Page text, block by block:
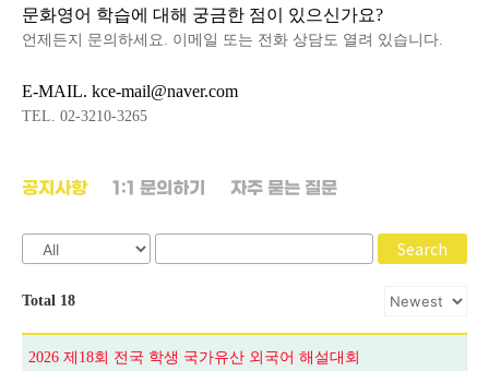
문화영어 학습에 대해 궁금한 점이 있으신가요?
언제든지 문의하세요. 이메일 또는 전화 상담도 열려 있습니다.
E-MAIL. kce-mail@naver.com
TEL. 02-3210-3265
공지사항 1:1 문의하기 자주 묻는 질문
Search
Total 18
2026 제18회 전국 학생 국가유산 외국어 해설대회